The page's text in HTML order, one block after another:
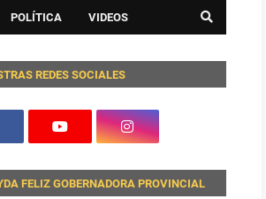
POLÍTICA VIDEOS
REDES SOCIALES
FELIZ GOBERNADORA PROVINCIAL